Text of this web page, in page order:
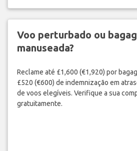
Voo perturbado ou
manuseada?
Reclame até £1,600 (€1,920) por
£520 (€600) de indemnização em
de voos elegíveis. Verifique a sua
gratuitamente.